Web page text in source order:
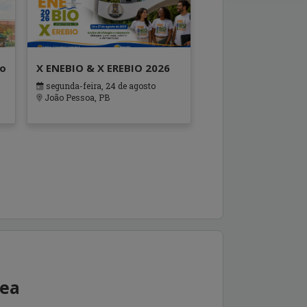
X ENEBIO & X EREBIO 2026
segunda-feira, 24 de agosto
João Pessoa, PB